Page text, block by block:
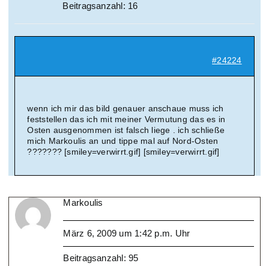
Beitragsanzahl: 16
#24224
wenn ich mir das bild genauer anschaue muss ich
feststellen das ich mit meiner Vermutung das es in
Osten ausgenommen ist falsch liege . ich schließe
mich Markoulis an und tippe mal auf Nord-Osten
??????? [smiley=verwirrt.gif] [smiley=verwirrt.gif]
Markoulis
März 6, 2009 um 1:42 p.m. Uhr
Beitragsanzahl: 95